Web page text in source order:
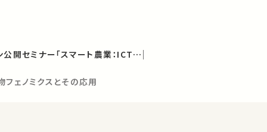
第4回農学部オンライン公開セミナー「スマート農業：ICT 技術を活用した新しい農業の形」
ェノミクスとその応用